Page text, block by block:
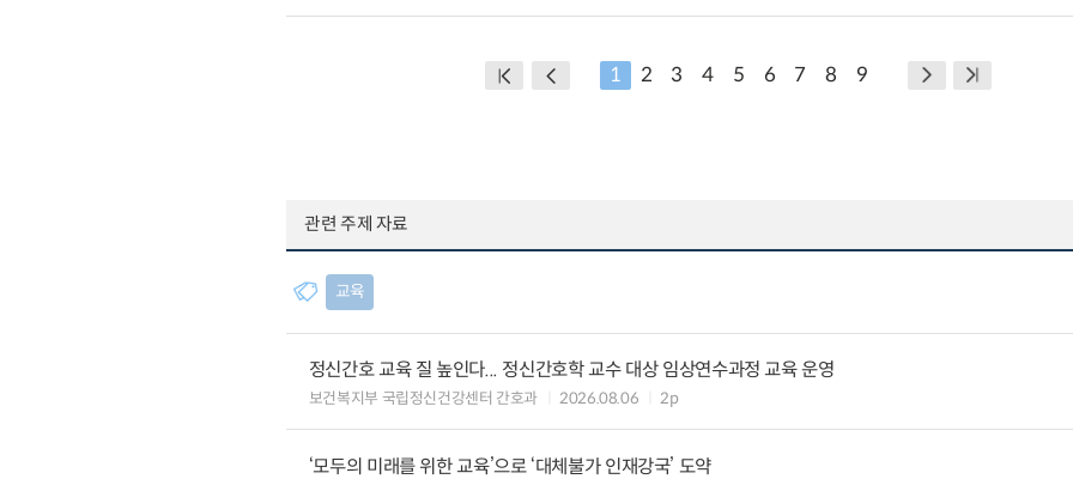
1 2 3 4 5 6 7 8 9
관련 주제 자료
교육
정신간호 교육 질 높인다... 정신간호학 교수 대상 임상연수과정 교육 운영
보건복지부 국립정신건강센터 간호과 2026.08.06 2p
‘모두의 미래를 위한 교육’으로 ‘대체불가 인재강국’ 도약